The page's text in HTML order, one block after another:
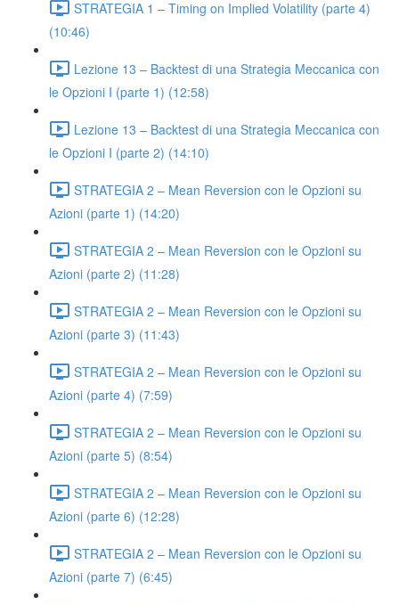
STRATEGIA 1 – Timing on Implied Volatility (parte 4)
(10:46)
Lezione 13 – Backtest di una Strategia Meccanica con
le Opzioni I (parte 1) (12:58)
Lezione 13 – Backtest di una Strategia Meccanica con
le Opzioni I (parte 2) (14:10)
STRATEGIA 2 – Mean Reversion con le Opzioni su
Azioni (parte 1) (14:20)
STRATEGIA 2 – Mean Reversion con le Opzioni su
Azioni (parte 2) (11:28)
STRATEGIA 2 – Mean Reversion con le Opzioni su
Azioni (parte 3) (11:43)
STRATEGIA 2 – Mean Reversion con le Opzioni su
Azioni (parte 4) (7:59)
STRATEGIA 2 – Mean Reversion con le Opzioni su
Azioni (parte 5) (8:54)
STRATEGIA 2 – Mean Reversion con le Opzioni su
Azioni (parte 6) (12:28)
STRATEGIA 2 – Mean Reversion con le Opzioni su
Azioni (parte 7) (6:45)